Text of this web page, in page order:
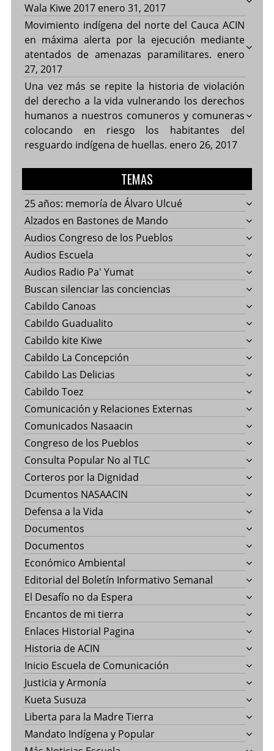
Wala Kiwe 2017 enero 31, 2017
Movimiento indígena del norte del Cauca ACIN
en máxima alerta por la ejecución mediante
atentados de amenazas paramilitares. enero
27, 2017
Una vez más se repite la historia de violación
del derecho a la vida vulnerando los derechos
humanos a nuestros comuneros y comuneras
colocando en riesgo los habitantes del
resguardo indígena de huellas. enero 26, 2017
TEMAS
25 años: memoría de Álvaro Ulcué
Alzados en Bastones de Mando
Audios Congreso de los Pueblos
Audios Escuela
Audios Radio Pa' Yumat
Buscan silenciar las conciencias
Cabildo Canoas
Cabildo Guadualito
Cabildo kite Kiwe
Cabildo La Concepción
Cabildo Las Delicias
Cabildo Toez
Comunicación y Relaciones Externas
Comunicados Nasaacin
Congreso de los Pueblos
Consulta Popular No al TLC
Corteros por la Dignidad
Dcumentos NASAACIN
Defensa a la Vida
Documentos
Documentos
Económico Ambiental
Editorial del Boletín Informativo Semanal
El Desafío no da Espera
Encantos de mi tierra
Enlaces Historial Pagina
Historia de ACIN
Inicio Escuela de Comunicación
Justicia y Armonía
Kueta Susuza
Liberta para la Madre Tierra
Mandato Indígena y Popular